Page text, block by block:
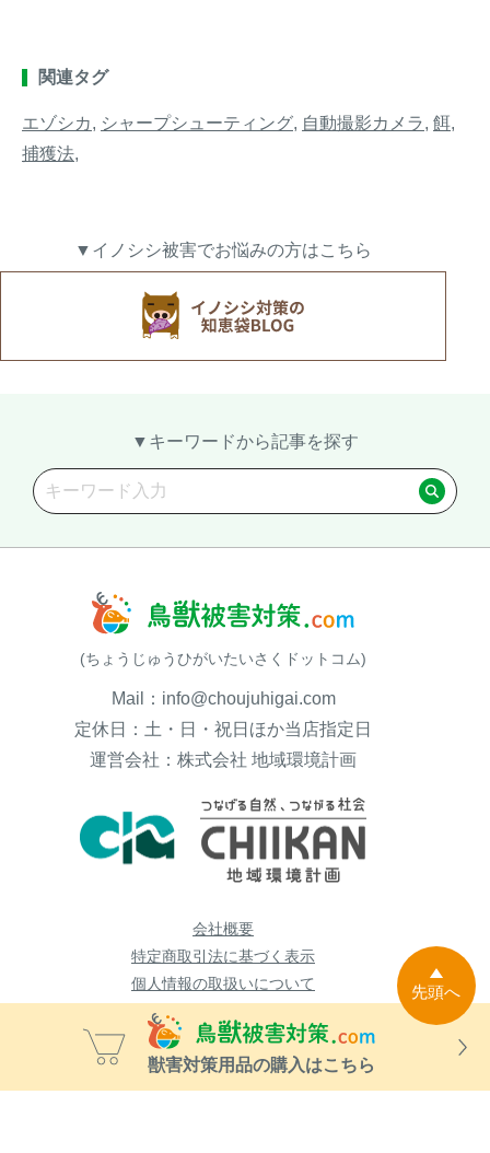
関連タグ
エゾシカ, シャープシューティング, 自動撮影カメラ, 餌,
捕獲法,
▼イノシシ被害でお悩みの方はこちら
▼キーワードから記事を探す
(ちょうじゅうひがいたいさくドットコム)
Mail：info@choujuhigai.com
定休日：土・日・祝日ほか当店指定日
運営会社：株式会社 地域環境計画
会社概要
特定商取引法に基づく表示
個人情報の取扱いについて
Copyright © 2011-2026 鳥獣被害対策ドットコム All Rights Reserved.
獣害対策用品の購入はこちら
先頭へ